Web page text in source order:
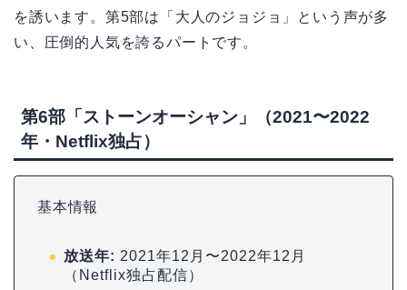
を誘います。第5部は「大人のジョジョ」という声が多
い、圧倒的人気を誇るパートです。
第6部「ストーンオーシャン」（2021〜2022
年・Netflix独占）
基本情報
放送年: 2021年12月〜2022年12月
（Netflix独占配信）